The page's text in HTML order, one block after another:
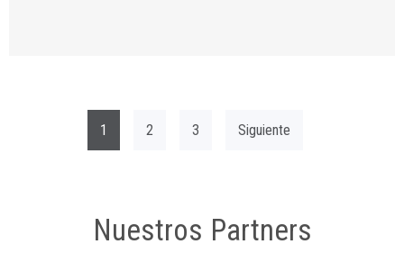
1 2 3 Siguiente
Nuestros Partners